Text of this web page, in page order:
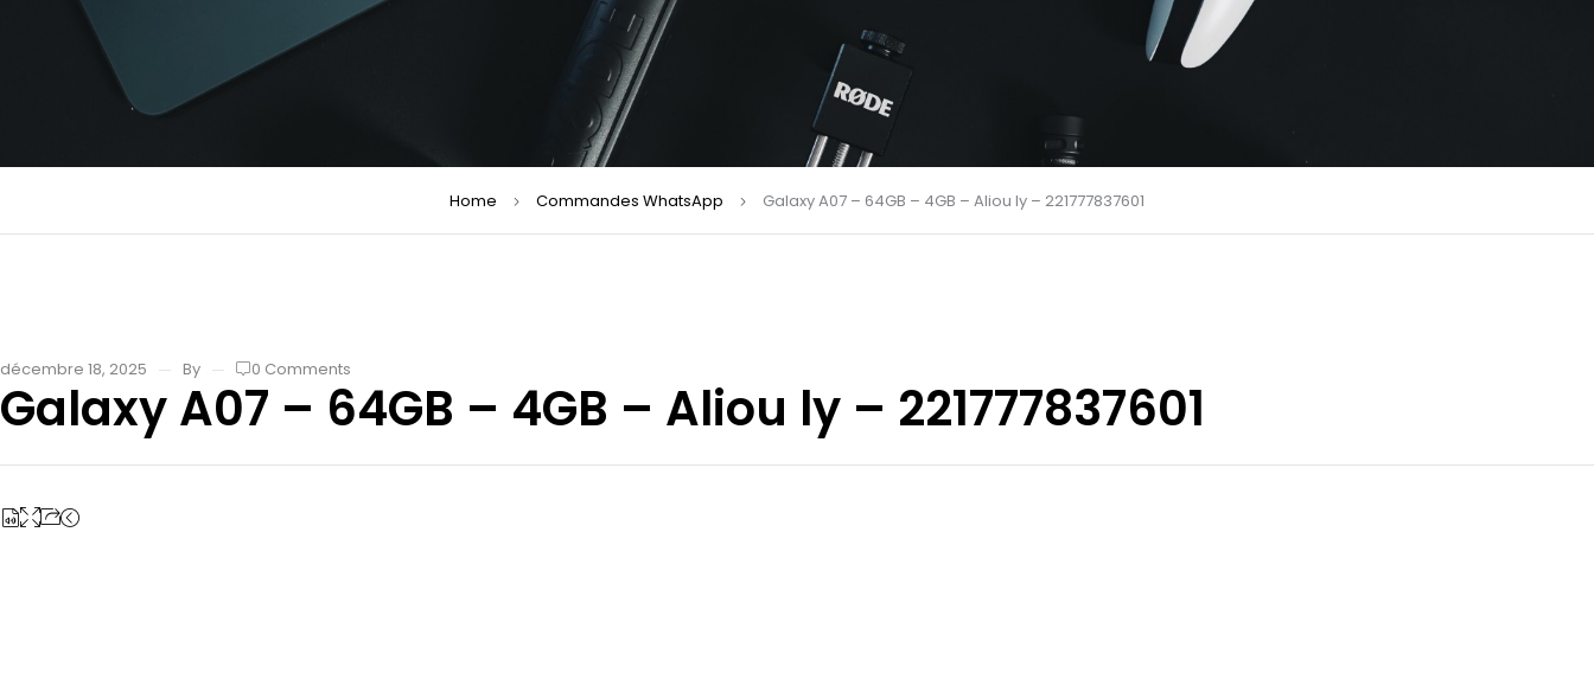
Home Commandes WhatsApp Galaxy A07 – 64GB – 4GB – Aliou ly – 221777837601
décembre 18, 2025 By 0 Comments
Galaxy A07 – 64GB – 4GB – Aliou ly – 221777837601